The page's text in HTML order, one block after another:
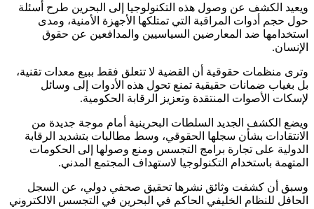
ويعيد الكشف عن وصول هذه التكنولوجيا إلى البحرين طرح أسئلة
حول حجم أدوات المراقبة التي تمتلكها الأجهزة الأمنية، ومدى
استخدامها ضد المعارضين السياسيين والمدافعين عن حقوق
الإنسان.
وترى منظمات حقوقية أن القضية لا تتعلق فقط ببيع معدات تقنية،
بل بغياب ضمانات حقيقية تمنع تحول هذه الأدوات إلى وسائل
لإسكات الأصوات المنتقدة وتعزيز الرقابة الحكومية.
ويضع الكشف الجديد السلطات البحرينية أمام موجة جديدة من
الانتقادات بشأن سجلها الحقوقي، وسط مطالبات بتشديد الرقابة
الدولية على تجارة برامج التجسس ومنع وصولها إلى الحكومات
المتهمة باستخدام التكنولوجيا لاستهداف المجتمع المدني.
وسبق أن كشفت وثائق نشرها تحقيق صحفي دولي، عن السجل
الحافل للنظام الخليفي الحاكم في البحرين في التجسس الالكتروني